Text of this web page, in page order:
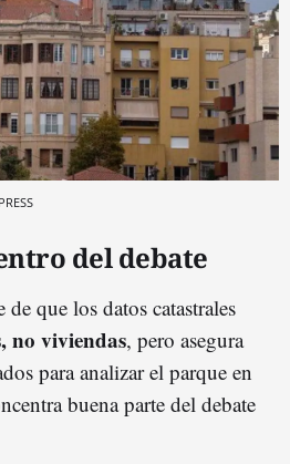
del debate
que los datos catastrales
no viviendas, pero asegura
para analizar el parque en
buena parte del debate